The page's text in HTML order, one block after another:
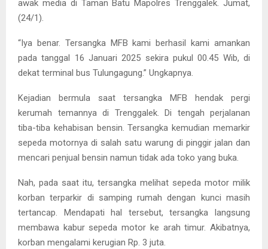
awak media di Taman Batu Mapolres Trenggalek. Jumat,
(24/1).
“Iya benar. Tersangka MFB kami berhasil kami amankan
pada tanggal 16 Januari 2025 sekira pukul 00.45 Wib, di
dekat terminal bus Tulungagung.” Ungkapnya.
Kejadian bermula saat tersangka MFB hendak pergi
kerumah temannya di Trenggalek. Di tengah perjalanan
tiba-tiba kehabisan bensin. Tersangka kemudian memarkir
sepeda motornya di salah satu warung di pinggir jalan dan
mencari penjual bensin namun tidak ada toko yang buka.
Nah, pada saat itu, tersangka melihat sepeda motor milik
korban terparkir di samping rumah dengan kunci masih
tertancap. Mendapati hal tersebut, tersangka langsung
membawa kabur sepeda motor ke arah timur. Akibatnya,
korban mengalami kerugian Rp. 3 juta.